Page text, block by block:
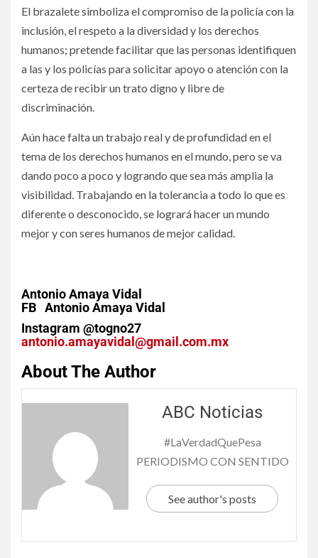
El brazalete simboliza el compromiso de la policía con la
inclusión, el respeto a la diversidad y los derechos
humanos; pretende facilitar que las personas identifiquen
a las y los policías para solicitar apoyo o atención con la
certeza de recibir un trato digno y libre de
discriminación.
Aún hace falta un trabajo real y de profundidad en el
tema de los derechos humanos en el mundo, pero se va
dando poco a poco y logrando que sea más amplia la
visibilidad. Trabajando en la tolerancia a todo lo que es
diferente o desconocido, se logrará hacer un mundo
mejor y con seres humanos de mejor calidad.
Antonio Amaya Vidal
FB Antonio Amaya Vidal
Instagram @togno27
antonio.amayavidal@gmail.com.mx
About The Author
ABC Noticias
#LaVerdadQuePesa
PERIODISMO CON SENTIDO
See author's posts